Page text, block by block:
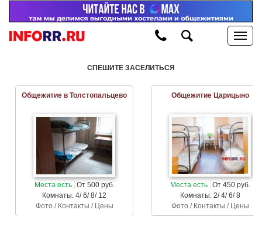
СПЕШИТЕ ЗАСЕЛИТЬСЯ
Общежитие в Толстопальцево
Места есть От 500 руб.
Комнаты: 4/ 6/ 8/ 12
Фото / Контакты / Цены
Общежитие Царицыно
Места есть От 450 руб.
Комнаты: 2/ 4/ 6/ 8
Фото / Контакты / Цены